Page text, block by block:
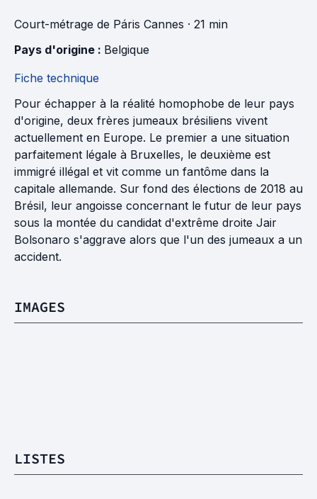
Court-métrage de Páris Cannes · 21 min
Pays d'origine : Belgique
Fiche technique
Pour échapper à la réalité homophobe de leur pays
d'origine, deux frères jumeaux brésiliens vivent
actuellement en Europe. Le premier a une situation
parfaitement légale à Bruxelles, le deuxième est
immigré illégal et vit comme un fantôme dans la
capitale allemande. Sur fond des élections de 2018 au
Brésil, leur angoisse concernant le futur de leur pays
sous la montée du candidat d'extrême droite Jair
Bolsonaro s'aggrave alors que l'un des jumeaux a un
accident.
IMAGES
LISTES